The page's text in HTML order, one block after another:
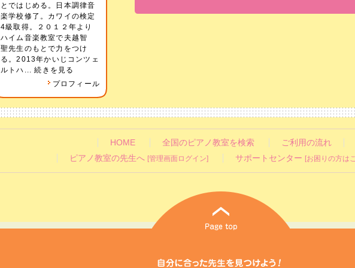
とではじめる。日本調律音
楽学校修了。カワイの検定
4級取得。２０１２年より
ハイム音楽教室で夫越智
聖先生のもとで力をつけ
る。2013年かいじコンツェ
ルトハ...続きを見る
プロフィール
HOME 全国のピアノ教室を検索
ご利用の流れ
ピアノ教室の先生へ [管理画面ログイン] サポートセンター [お困りの方は